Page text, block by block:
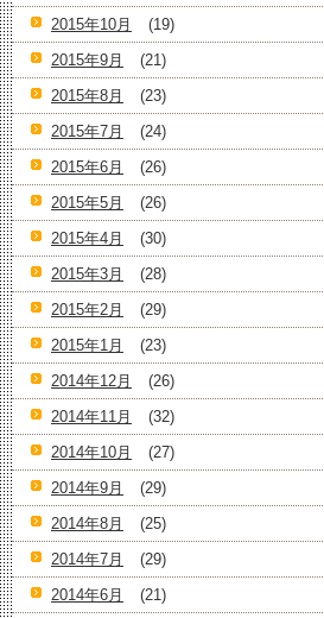
2015年10月
(19)
2015年9月
(21)
2015年8月
(23)
2015年7月
(24)
2015年6月
(26)
2015年5月
(26)
2015年4月
(30)
2015年3月
(28)
2015年2月
(29)
2015年1月
(23)
2014年12月
(26)
2014年11月
(32)
2014年10月
(27)
2014年9月
(29)
2014年8月
(25)
2014年7月
(29)
2014年6月
(21)